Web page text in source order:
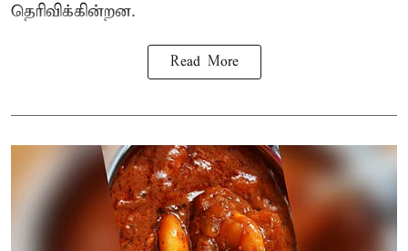
தெரிவிக்கின்றன.
Read More